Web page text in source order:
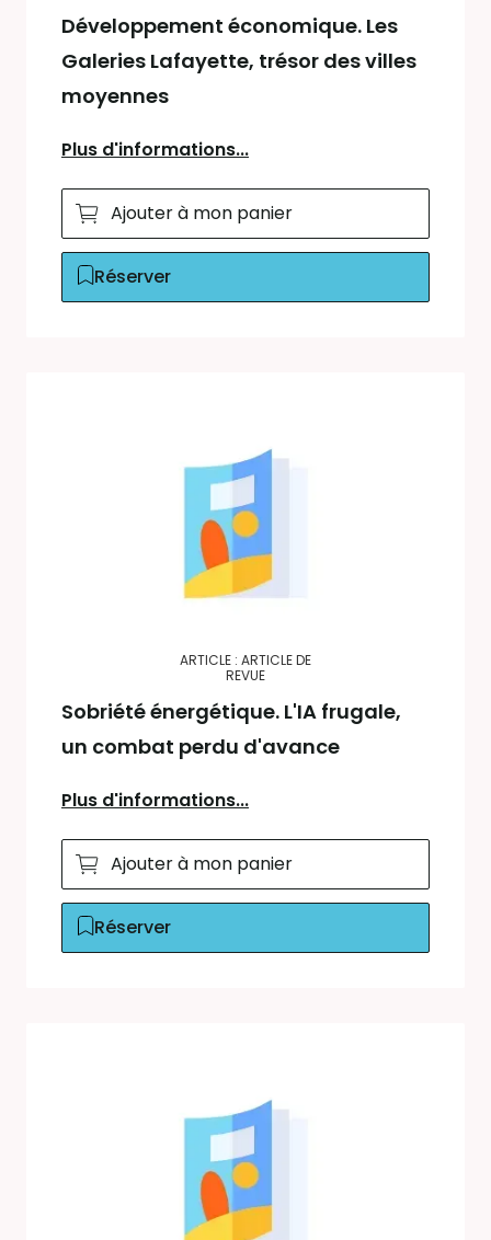
Développement économique. Les
Galeries Lafayette, trésor des villes
moyennes
Plus d'informations...
Ajouter à mon panier
Réserver
ARTICLE : ARTICLE DE
REVUE
Sobriété énergétique. L'IA frugale,
un combat perdu d'avance
Plus d'informations...
Ajouter à mon panier
Réserver